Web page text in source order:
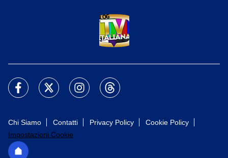
Chi Siamo Contatti Privacy Policy
Cookie Policy
Impostazioni Cookie